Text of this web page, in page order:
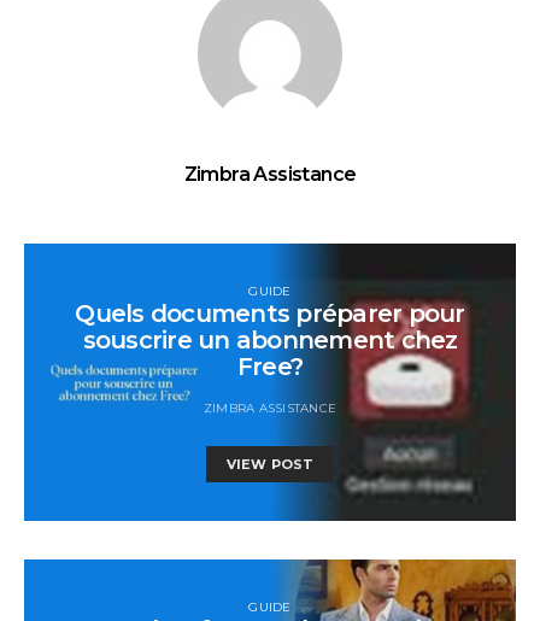
Zimbra Assistance
GUIDE
Quels documents préparer pour
souscrire un abonnement chez
Free?
ZIMBRA ASSISTANCE
VIEW POST
GUIDE